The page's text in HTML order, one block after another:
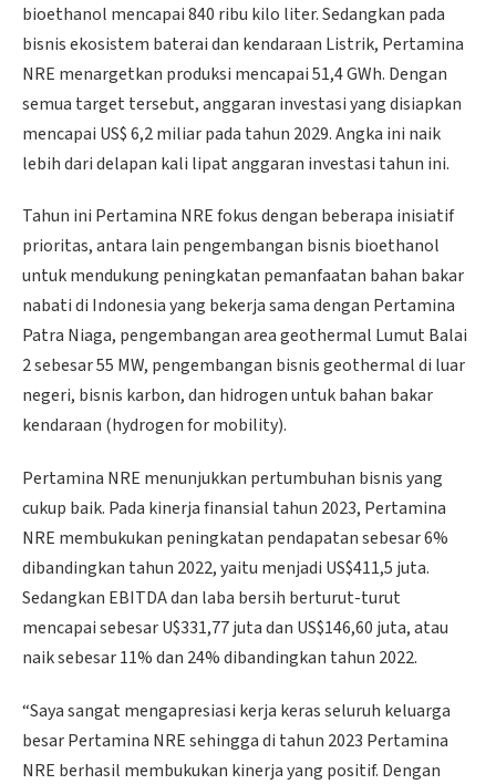
bioethanol mencapai 840 ribu kilo liter. Sedangkan pada
bisnis ekosistem baterai dan kendaraan Listrik, Pertamina
NRE menargetkan produksi mencapai 51,4 GWh. Dengan
semua target tersebut, anggaran investasi yang disiapkan
mencapai US$ 6,2 miliar pada tahun 2029. Angka ini naik
lebih dari delapan kali lipat anggaran investasi tahun ini.
Tahun ini Pertamina NRE fokus dengan beberapa inisiatif
prioritas, antara lain pengembangan bisnis bioethanol
untuk mendukung peningkatan pemanfaatan bahan bakar
nabati di Indonesia yang bekerja sama dengan Pertamina
Patra Niaga, pengembangan area geothermal Lumut Balai
2 sebesar 55 MW, pengembangan bisnis geothermal di luar
negeri, bisnis karbon, dan hidrogen untuk bahan bakar
kendaraan (hydrogen for mobility).
Pertamina NRE menunjukkan pertumbuhan bisnis yang
cukup baik. Pada kinerja finansial tahun 2023, Pertamina
NRE membukukan peningkatan pendapatan sebesar 6%
dibandingkan tahun 2022, yaitu menjadi US$411,5 juta.
Sedangkan EBITDA dan laba bersih berturut-turut
mencapai sebesar U$331,77 juta dan US$146,60 juta, atau
naik sebesar 11% dan 24% dibandingkan tahun 2022.
“Saya sangat mengapresiasi kerja keras seluruh keluarga
besar Pertamina NRE sehingga di tahun 2023 Pertamina
NRE berhasil membukukan kinerja yang positif. Dengan